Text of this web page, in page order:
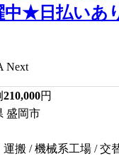
中★日払いあ
Next
210,000円
盛岡市
運搬 / 機械系工場 / 交